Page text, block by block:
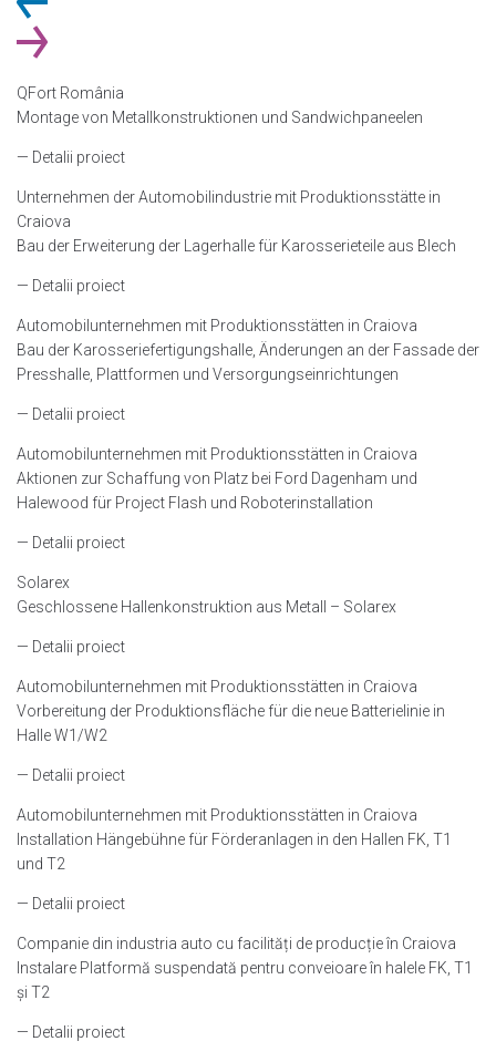
QFort România
Montage von Metallkonstruktionen und Sandwichpaneelen
— Detalii proiect
Unternehmen der Automobilindustrie mit Produktionsstätte in
Craiova
Bau der Erweiterung der Lagerhalle für Karosserieteile aus Blech
— Detalii proiect
Automobilunternehmen mit Produktionsstätten in Craiova
Bau der Karosseriefertigungshalle, Änderungen an der Fassade der
Presshalle, Plattformen und Versorgungseinrichtungen
— Detalii proiect
Automobilunternehmen mit Produktionsstätten in Craiova
Aktionen zur Schaffung von Platz bei Ford Dagenham und
Halewood für Project Flash und Roboterinstallation
— Detalii proiect
Solarex
Geschlossene Hallenkonstruktion aus Metall – Solarex
— Detalii proiect
Automobilunternehmen mit Produktionsstätten in Craiova
Vorbereitung der Produktionsfläche für die neue Batterielinie in
Halle W1/W2
— Detalii proiect
Automobilunternehmen mit Produktionsstätten in Craiova
Installation Hängebühne für Förderanlagen in den Hallen FK, T1
und T2
— Detalii proiect
Companie din industria auto cu facilități de producție în Craiova
Instalare Platformă suspendată pentru conveioare în halele FK, T1
și T2
— Detalii proiect